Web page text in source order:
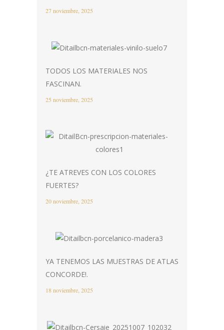
27 noviembre, 2025
TODOS LOS MATERIALES NOS
FASCINAN.
25 noviembre, 2025
¿TE ATREVES CON LOS COLORES
FUERTES?
20 noviembre, 2025
YA TENEMOS LAS MUESTRAS DE ATLAS
CONCORDE!.
18 noviembre, 2025